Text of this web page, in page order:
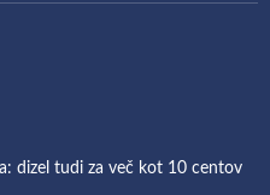
dizel tudi za več kot 10 centov